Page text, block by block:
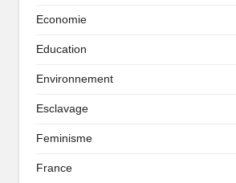
Economie
Education
Environnement
Esclavage
Feminisme
France